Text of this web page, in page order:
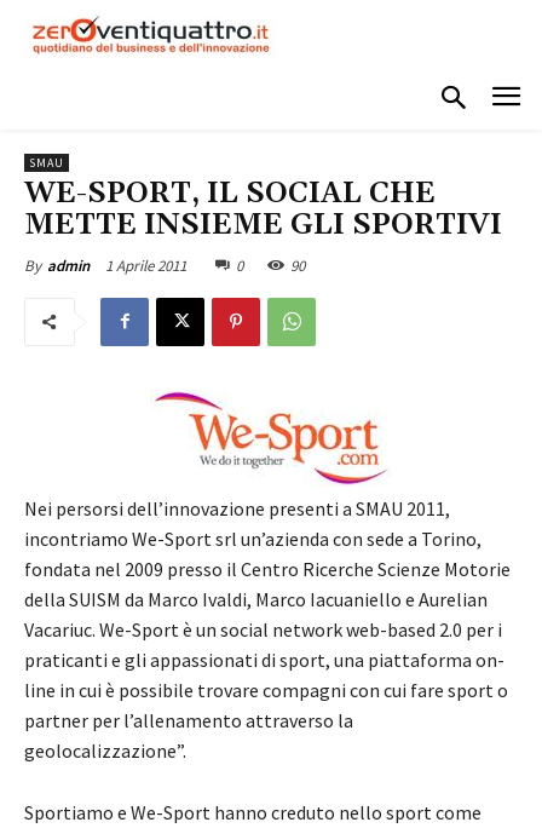
SMAU
WE-SPORT, IL SOCIAL CHE
METTE INSIEME GLI SPORTIVI
By admin 1 Aprile 2011 0 90
Nei persorsi dell’innovazione presenti a SMAU 2011,
incontriamo We-Sport srl un’azienda con sede a Torino,
fondata nel 2009 presso il Centro Ricerche Scienze Motorie
della SUISM da Marco Ivaldi, Marco Iacuaniello e Aurelian
Vacariuc. We-Sport è un social network web-based 2.0 per i
praticanti e gli appassionati di sport, una piattaforma on-
line in cui è possibile trovare compagni con cui fare sport o
partner per l’allenamento attraverso la
geolocalizzazione”.
Sportiamo e We-Sport hanno creduto nello sport come